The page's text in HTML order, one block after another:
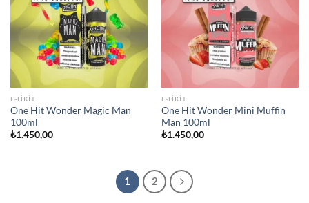
E-LIKIT
One Hit Wonder Magic Man
100ml
₺1.450,00
E-LIKIT
One Hit Wonder Mini Muffin
Man 100ml
₺1.450,00
1 2